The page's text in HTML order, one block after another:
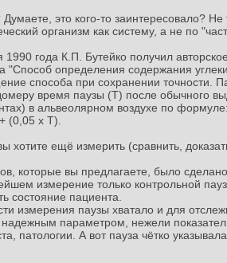
Думаете, это кого-то заинтересовало?
организм как систему, а не по
1990 года К.П. Бутейко получил
"Способ определения содержания
способа при сохранении точности.
время паузы (Т) после обычного
в альвеолярном воздухе по
(0,05 х Т).
хотите ещё измерить (сравнить,
которые вы предлагаете, было
измерение только контрольной
состояние пациента.
измерения паузы хватало и для
параметром, нежели
патологии. А вот пауза чётко